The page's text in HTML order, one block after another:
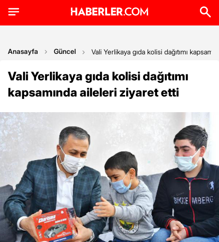
Anasayfa Güncel Vali Yerlikaya gıda kolisi dağıtımı
Vali Yerlikaya gıda kolisi dağıtımı
kapsamında aileleri ziyaret etti